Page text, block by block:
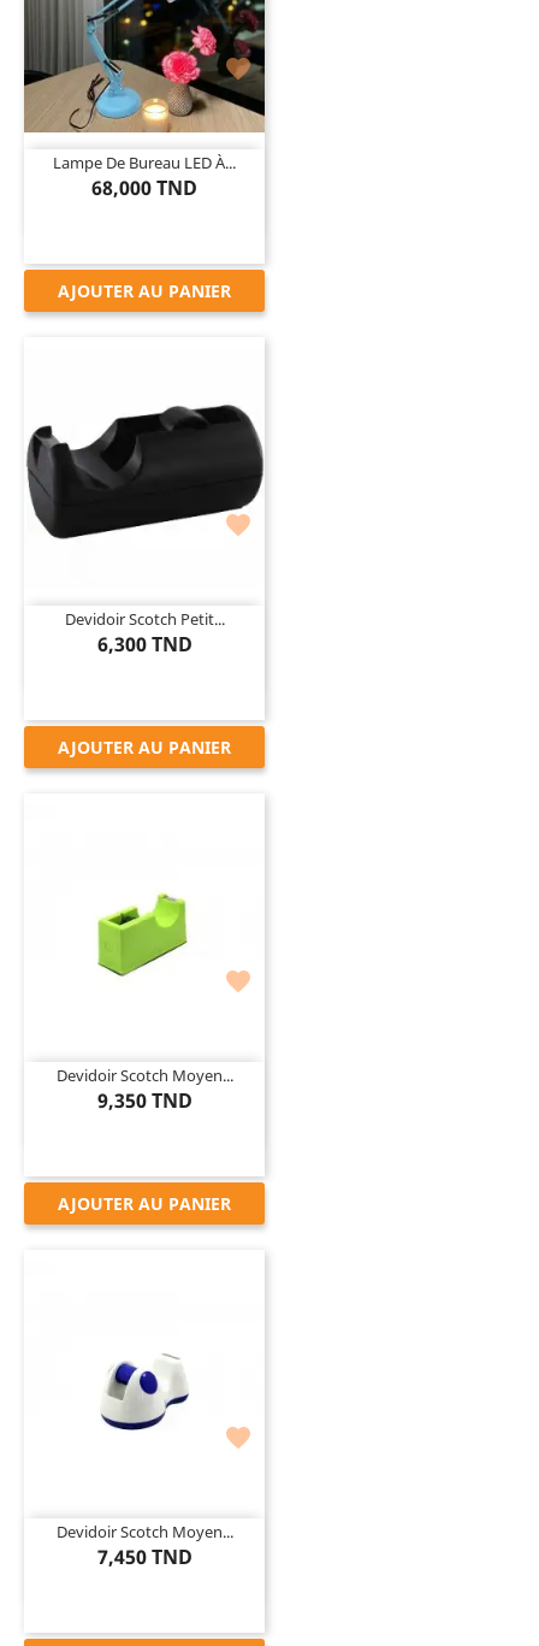

Lampe De Bureau LED À...
68,000 TND
AJOUTER AU PANIER

Devidoir Scotch Petit...
6,300 TND
AJOUTER AU PANIER

Devidoir Scotch Moyen...
9,350 TND
AJOUTER AU PANIER

Devidoir Scotch Moyen...
7,450 TND